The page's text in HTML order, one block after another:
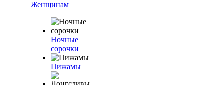
Женщинам
Ночные
сорочки
Пижамы